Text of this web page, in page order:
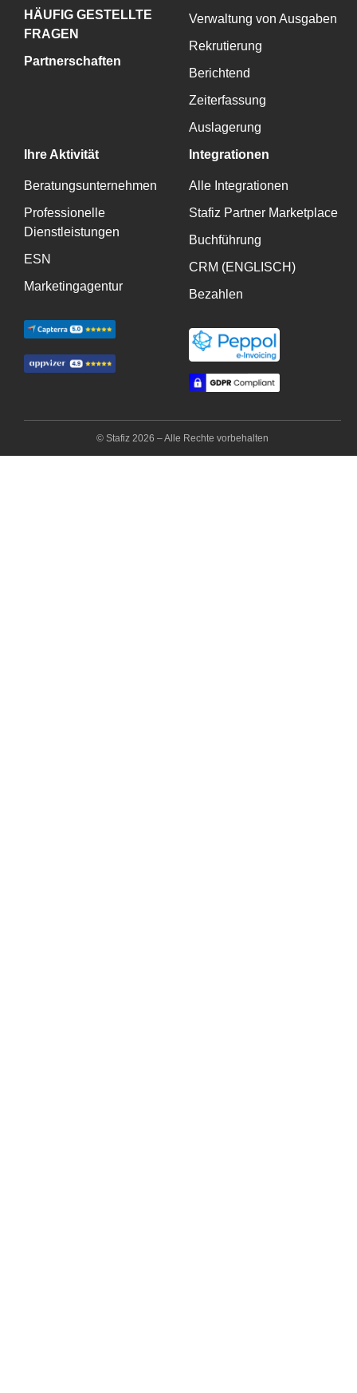
HÄUFIG GESTELLTE
FRAGEN
Partnerschaften
Verwaltung von Ausgaben
Rekrutierung
Berichtend
Zeiterfassung
Auslagerung
Ihre Aktivität
Beratungsunternehmen
Professionelle
Dienstleistungen
ESN
Marketingagentur
Integrationen
Alle Integrationen
Stafiz Partner Marketplace
Buchführung
CRM (ENGLISCH)
Bezahlen
© Stafiz 2026 – Alle Rechte vorbehalten